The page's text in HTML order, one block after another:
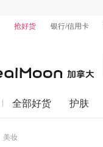
抢好货 银行/信用卡
全部好货 护肤
美妆